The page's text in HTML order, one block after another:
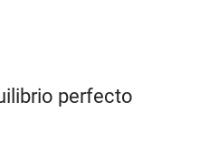
perfecto